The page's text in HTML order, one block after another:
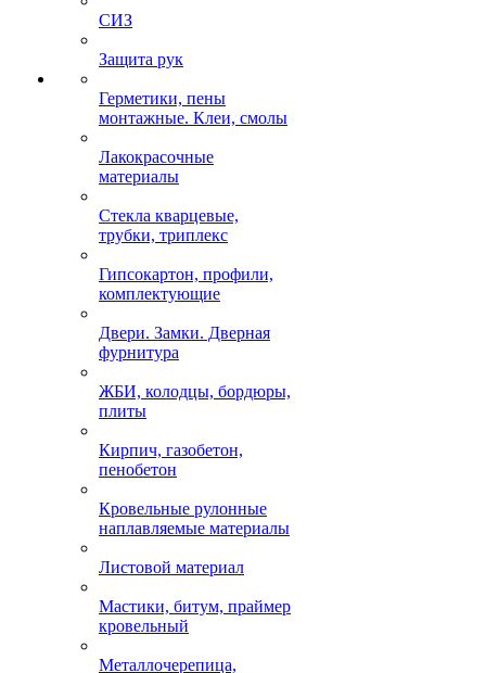
СИЗ
Защита рук
Герметики, пены
монтажные. Клеи, смолы
Лакокрасочные
материалы
Стекла кварцевые,
трубки, триплекс
Гипсокартон, профили,
комплектующие
Двери. Замки. Дверная
фурнитура
ЖБИ, колодцы, бордюры,
плиты
Кирпич, газобетон,
пенобетон
Кровельные рулонные
наплавляемые материалы
Листовой материал
Мастики, битум, праймер
кровельный
Металлочерепица,